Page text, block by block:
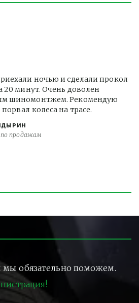
продажам
ночью и сделали прокол
20 минут. Очень доволен
шиномонтжем. Рекомендую
колеса на трасе.
мы обязательно поможем.